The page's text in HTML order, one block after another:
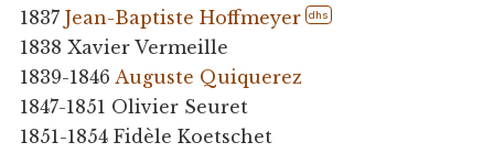
1837 Jean-Baptiste Hoffmeyer dhs
1838 Xavier Vermeille
1839-1846 Auguste Quiquerez
1847-1851 Olivier Seuret
1851-1854 Fidèle Koetschet